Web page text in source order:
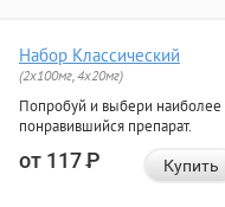
Набор Классический
(2x100мг, 4x20мг)
Попробуй и выбери наиболее
понравившийся препарат.
от 117Р Купить